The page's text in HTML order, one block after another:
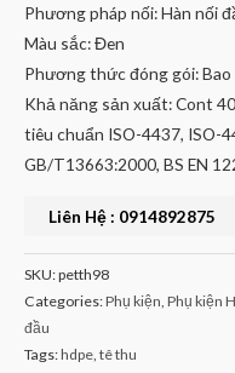
Phương pháp nối: Hàn nối
Màu sắc: Đen
Phương thức đóng gói:
Khả năng sản xuất: Cont
tiêu chuẩn ISO-4437, ISO-
GB/T13663:2000, BS EN
Liên Hệ : 0914892875
SKU:petth98
Categories:Phụ kiện Phụ kiện
đầu
Tags:hdpe tê thu